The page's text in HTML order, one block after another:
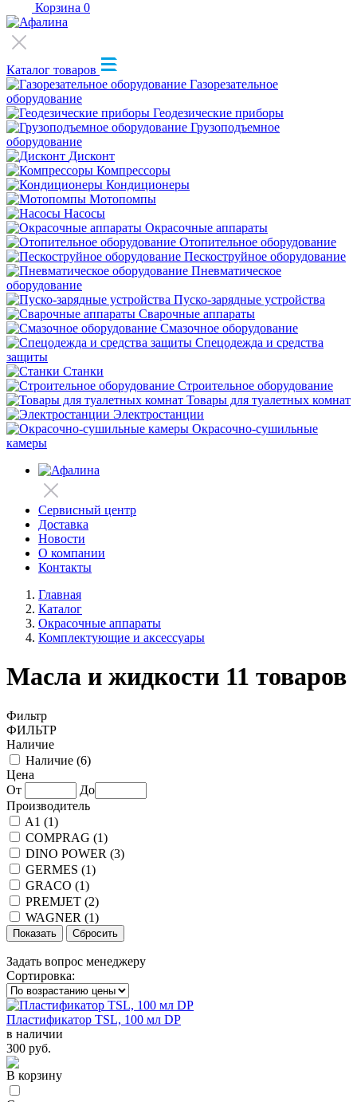
Корзина 0
Каталог товаров
Газорезательное
оборудование
Геодезические приборы
Грузоподъемное
оборудование
Дисконт
Компрессоры
Кондиционеры
Мотопомпы
Насосы
Окрасочные аппараты
Отопительное оборудование
Пескоструйное оборудование
Пневматическое
оборудование
Пуско-зарядные устройства
Сварочные аппараты
Смазочное оборудование
Спецодежда и средства
защиты
Станки
Строительное оборудование
Товары для туалетных комнат
Электростанции
Окрасочно-сушильные
камеры
Сервисный центр
Доставка
Новости
О компании
Контакты
Главная
Каталог
Окрасочные аппараты
Комплектующие и аксессуары
Масла и жидкости 11 товаров
Фильтр
ФИЛЬТР
Наличие
Наличие (6)
Цена
От
До
Производитель
A1 (1)
COMPRAG (1)
DINO POWER (3)
GERMES (1)
GRACO (1)
PREMJET (2)
WAGNER (1)
Задать вопрос менеджеру
Сортировка:
Пластификатор TSL, 100 мл DP
в наличии
300 руб.
В корзину